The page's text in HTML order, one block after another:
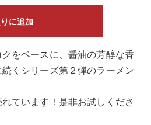
に追加
をベースに、醤油の芳醇な香
くシリーズ第２弾のラーメン
ています！是非お試しくださ